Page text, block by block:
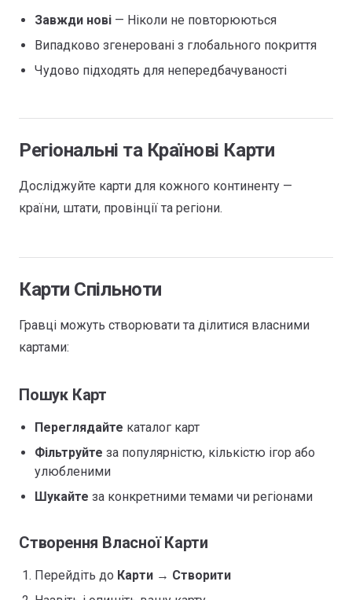
Завжди нові — Ніколи не повторюються
Випадково згенеровані з глобального покриття
Чудово підходять для непередбачуваності
Регіональні та Країнові Карти
Досліджуйте карти для кожного континенту —
країни, штати, провінції та регіони.
Карти Спільноти
Гравці можуть створювати та ділитися власними
картами:
Пошук Карт
Переглядайте каталог карт
Фільтруйте за популярністю, кількістю ігор або
улюбленими
Шукайте за конкретними темами чи регіонами
Створення Власної Карти
Перейдіть до Карти → Створити